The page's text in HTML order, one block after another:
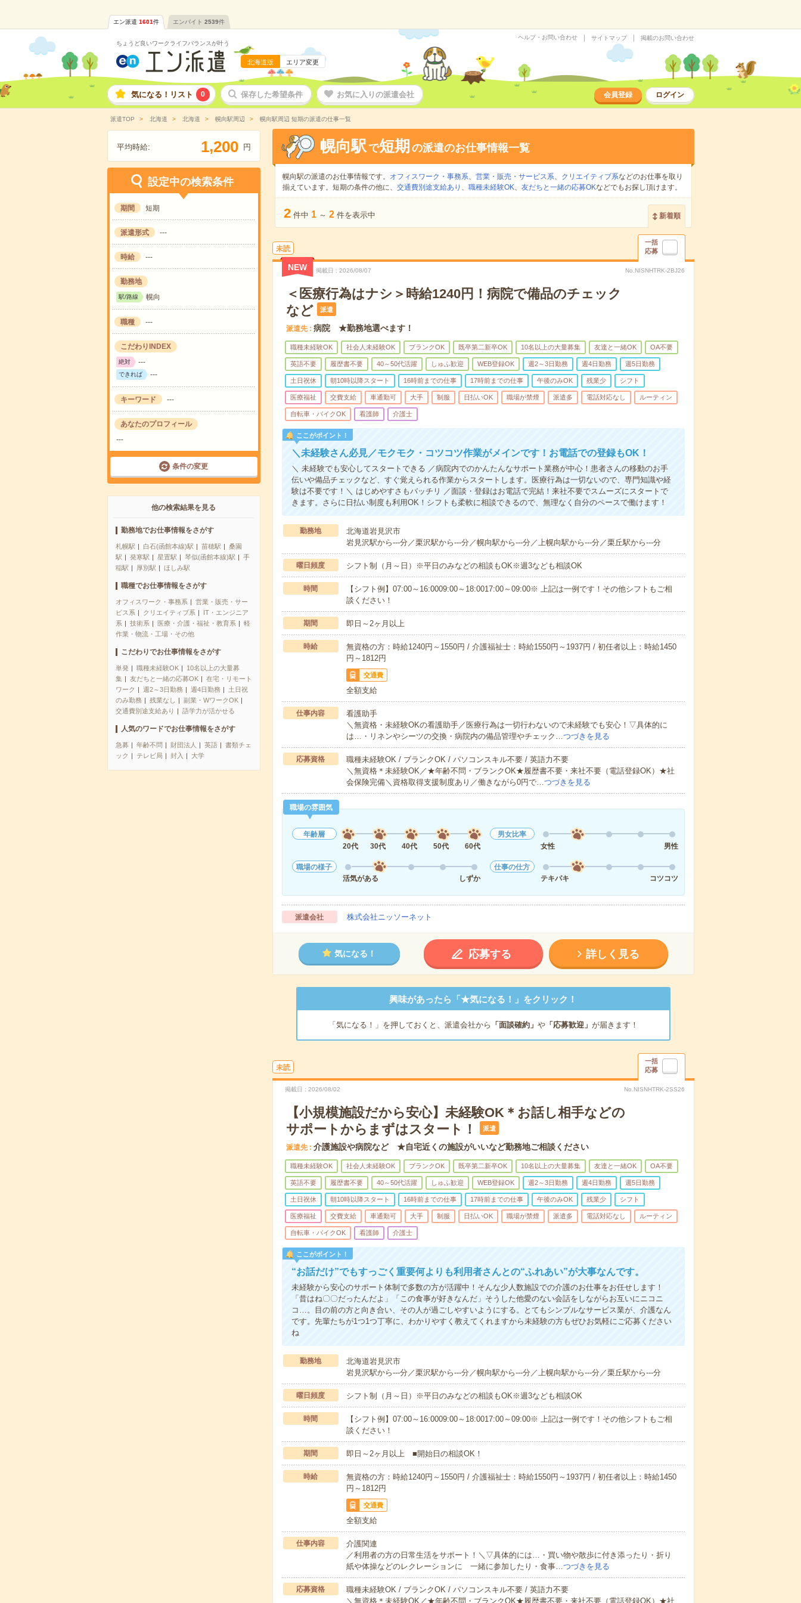
エン派遣 1601件 エンバイト 2539件
ちょうど良いワークライフバランスが叶う
北海道版 エリア変更
ヘルプ・お問い合わせ サイトマップ 掲載のお問い合わせ
気になる！リスト 0 保存した希望条件 お気に入りの派遣会社 会員登録 ログイン
派遣TOP 北海道 北海道 幌向駅周辺 幌向駅周辺 短期の派遣の仕事一覧
平均時給: 1,200 円
設定中の検索条件
期間 短期
派遣形式 ---
時給 ---
勤務地
駅/路線 幌向
職種 ---
こだわりINDEX
絶対 ---
できれば ---
キーワード ---
あなたのプロフィール
---
条件の変更
他の検索結果を見る
勤務地でお仕事情報をさがす
札幌駅 白石(函館本線)駅 苗穂駅
桑園
駅
発寒駅 星置駅 琴似(函館本線)駅
手
稲駅
厚別駅 ほしみ駅
職種でお仕事情報をさがす
オフィスワーク・事務系
営業・販売・サー
ビス系
クリエイティブ系
IT・エンジニア
系
技術系 医療・介護・福祉・教育系
軽
作業・物流・工場・その他
こだわりでお仕事情報をさがす
単発 職種未経験OK
10名以上の大量募
集
友だちと一緒の応募OK
在宅・リモート
ワーク
週2～3日勤務 週4日勤務
土日祝
のみ勤務
残業なし
副業・WワークOK
交通費別途支給あり
語学力が活かせる
人気のワードでお仕事情報をさがす
急募 年齢不問 財団法人 英語
書類チェ
ック
テレビ局 封入 大学
幌向駅 で短期 の派遣のお仕事情報一覧
幌向駅の派遣のお仕事情報です。 オフィスワーク・事務系、 営業・販売・サービス系、 クリエイティブ系などのお仕事を取り
揃えています。短期の条件の他に、 交通費別途支給あり 、 職種未経験OK、 友だちと一緒の応募OKなどでもお探し頂けます。
2 件中 1 ～ 2 件を表示中 新着順
未読
一括
応募
NEW 掲載日 2026/08/07 No.NISNHTRK-2BJ26
＜医療行為はナシ＞時給1240円！病院で備品のチェック
など
派遣
派遣先 病院 ★勤務地選べます！
職種未経験OK 社会人未経験OK ブランクOK 既卒第二新卒OK 10名以上の大量募集 友達と一緒OK OA不要
英語不要 履歴書不要 40～50代活躍 しゅふ歓迎 WEB登録OK 週2～3日勤務 週4日勤務 週5日勤務
土日祝休 朝10時以降スタート 16時前までの仕事 17時前までの仕事 午後のみOK 残業少 シフト
医療福祉 交費支給 車通勤可 大手 制服 日払いOK 職場が禁煙 派遣多 電話対応なし ルーティン
自転車・バイクOK 看護師 介護士
ここがポイント！
＼未経験さん必見／モクモク・コツコツ作業がメインです！お電話での登録もOK！
＼ 未経験でも安心してスタートできる ／病院内でのかんたんなサポート業務が中心！患者さんの移動のお手
伝いや備品チェックなど、すぐ覚えられる作業からスタートします。医療行為は一切ないので、専門知識や経
験は不要です！＼ はじめやすさもバッチリ ／面談・登録はお電話で完結！来社不要でスムーズにスタートで
きます。さらに日払い制度も利用OK！シフトも柔軟に相談できるので、無理なく自分のペースで働けます！
勤務地
北海道岩見沢市
岩見沢駅から---分／栗沢駅から---分／幌向駅から---分／上幌向駅から---分／栗丘駅から---分
曜日頻度 シフト制（月～日）※平日のみなどの相談もOK※週3なども相談OK
時間
【シフト例】07:00～16:0009:00～18:0017:00～09:00※ 上記は一例です！その他シフトもご相
談ください！
期間 即日～2ヶ月以上
時給
無資格の方：時給1240円～1550円 / 介護福祉士：時給1550円～1937円 / 初任者以上：時給1450
円～1812円
交通費
全額支給
仕事内容
看護助手
＼無資格・未経験OKの看護助手／医療行為は一切行わないので未経験でも安心！▽具体的に
は…・リネンやシーツの交換・病院内の備品管理やチェック…つづきを見る
応募資格
職種未経験OK / ブランクOK / パソコンスキル不要 / 英語力不要
＼無資格＊未経験OK／★年齢不問・ブランクOK★履歴書不要・来社不要（電話登録OK）★社
会保険完備＼資格取得支援制度あり／働きながら0円で…つづきを見る
職場の雰囲気
年齢層
20代
30代 40代 50代 60代
男女比率
女性
男性
職場の様子
活気がある
しずか
仕事の仕方
テキパキ
コツコツ
派遣会社 株式会社ニッソーネット
気になる！ 応募する 詳しく見る
興味があったら「★気になる！」をクリック！
「気になる！」を押しておくと、派遣会社から 「面談確約」 や「応募歓迎」 が届きます！
未読
一括
応募
掲載日 2026/08/02 No.NISNHTRK-2SS26
【小規模施設だから安心】未経験OK＊お話し相手などの
サポートからまずはスタート！
派遣
派遣先 介護施設や病院など ★自宅近くの施設がいいなど勤務地ご相談ください
職種未経験OK 社会人未経験OK ブランクOK 既卒第二新卒OK 10名以上の大量募集 友達と一緒OK OA不要
英語不要 履歴書不要 40～50代活躍 しゅふ歓迎 WEB登録OK 週2～3日勤務 週4日勤務 週5日勤務
土日祝休 朝10時以降スタート 16時前までの仕事 17時前までの仕事 午後のみOK 残業少 シフト
医療福祉 交費支給 車通勤可 大手 制服 日払いOK 職場が禁煙 派遣多 電話対応なし ルーティン
自転車・バイクOK 看護師 介護士
ここがポイント！
“お話だけ”でもすっごく重要何よりも利用者さんとの“ふれあい”が大事なんです。
未経験から安心のサポート体制で多数の方が活躍中！そんな少人数施設での介護のお仕事をお任せします！
「昔はね〇〇だったんだよ」「この食事が好きなんだ」そうした他愛のない会話をしながらお互いにニコニ
コ…。目の前の方と向き合い、その人が過ごしやすいようにする。とてもシンプルなサービス業が、介護なん
です。先輩たちが1つ1つ丁寧に、わかりやすく教えてくれますから未経験の方もぜひお気軽にご応募ください
ね
勤務地
北海道岩見沢市
岩見沢駅から---分／栗沢駅から---分／幌向駅から---分／上幌向駅から---分／栗丘駅から---分
曜日頻度 シフト制（月～日）※平日のみなどの相談もOK※週3なども相談OK
時間
【シフト例】07:00～16:0009:00～18:0017:00～09:00※ 上記は一例です！その他シフトもご相
談ください！
期間 即日～2ヶ月以上 ■開始日の相談OK！
時給
無資格の方：時給1240円～1550円 / 介護福祉士：時給1550円～1937円 / 初任者以上：時給1450
円～1812円
交通費
全額支給
仕事内容
介護関連
／利用者の方の日常生活をサポート！＼▽具体的には…・買い物や散歩に付き添ったり・折り
紙や体操などのレクレーションに 一緒に参加したり・食事…つづきを見る
応募資格
職種未経験OK / ブランクOK / パソコンスキル不要 / 英語力不要
＼無資格＊未経験OK／★年齢不問・ブランクOK★履歴書不要・来社不要（電話登録OK）★社